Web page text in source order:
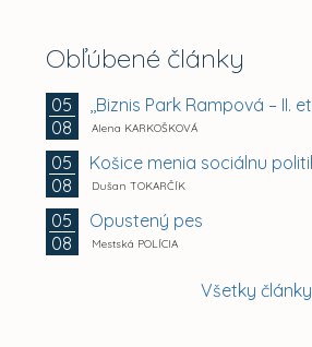
Obľúbené články
05
08
Alena KARKOŠKOVÁ
05
08
Dušan TOKARČÍK
05
08
Opustený pes
Mestská POLÍCIA
Všetky články